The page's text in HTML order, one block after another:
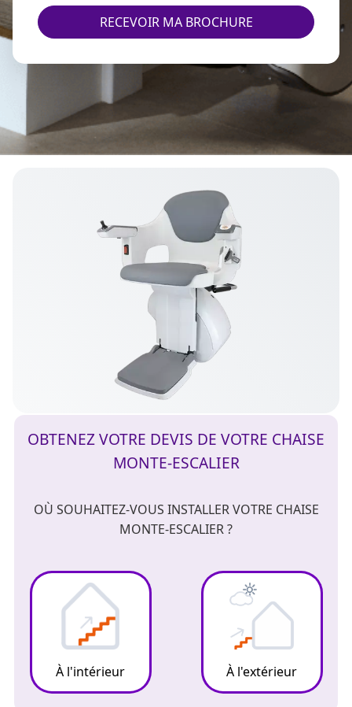
RECEVOIR MA BROCHURE
OBTENEZ VOTRE DEVIS DE VOTRE CHAISE
MONTE-ESCALIER
OÙ SOUHAITEZ-VOUS INSTALLER VOTRE CHAISE
MONTE-ESCALIER ?
À l'intérieur À l'extérieur